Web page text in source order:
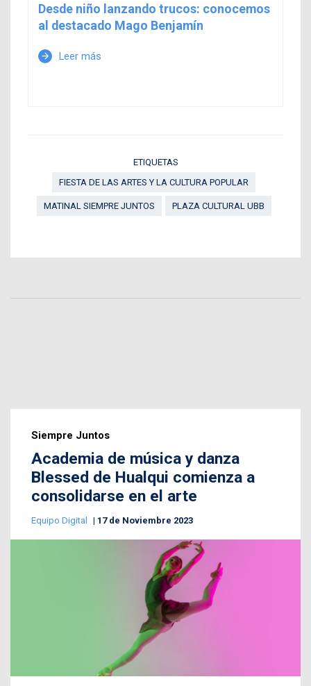
Desde niño lanzando trucos: conocemos
al destacado Mago Benjamín
arrow_forward Leer más
ETIQUETAS
FIESTA DE LAS ARTES Y LA CULTURA POPULAR
MATINAL SIEMPRE JUNTOS PLAZA CULTURAL UBB
Siempre Juntos
Academia de música y danza
Blessed de Hualqui comienza a
consolidarse en el arte
Equipo Digital 17 de Noviembre 2023